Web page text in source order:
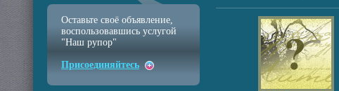
Оставьте своё объявление,
воспользовавшись услугой
"Наш рупор"
Присоединяйтесь